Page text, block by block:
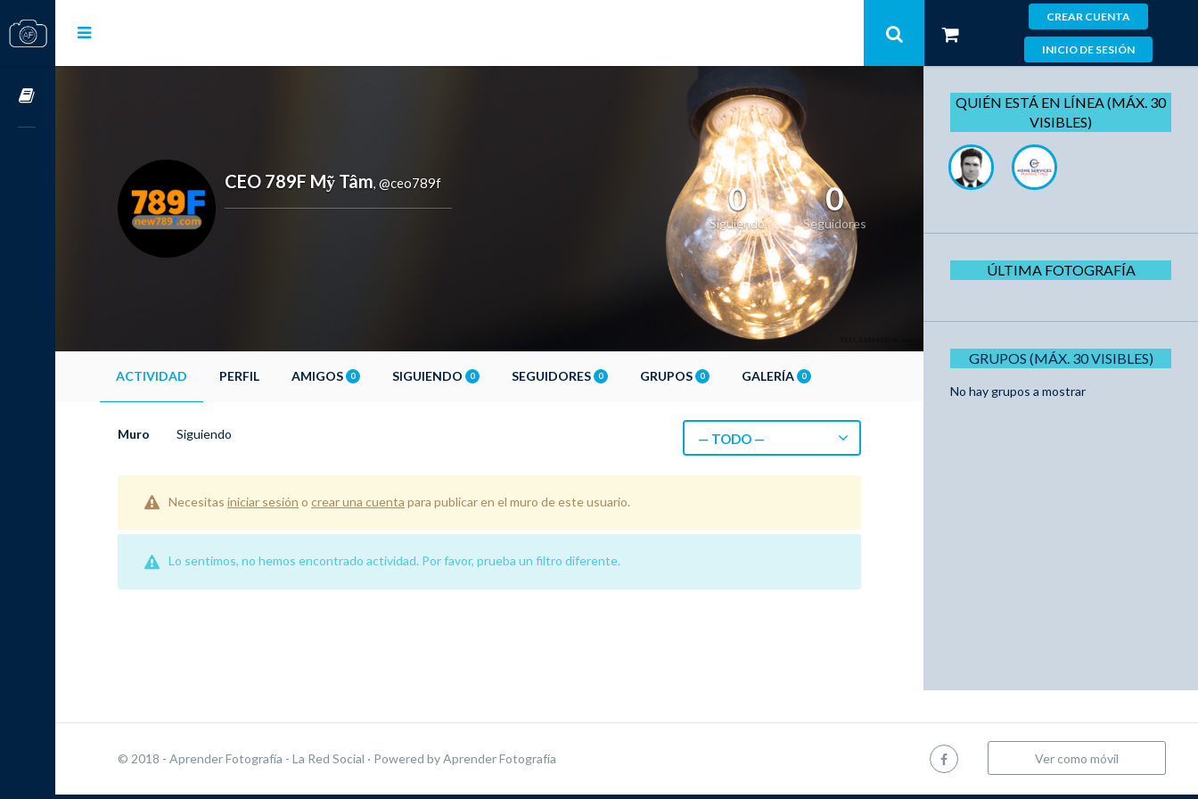
CREAR CUENTA
INICIO DE SESIÓN
CEO 789F Mỹ Tâm, @ceo789f 0
Siguiendo
0
Seguidores
ACTIVIDAD PERFIL AMIGOS 0 SIGUIENDO 0 SEGUIDORES 0 GRUPOS 0 GALERÍA 0
Muro Siguiendo — TODO —
Necesitas iniciar sesión o crear una cuenta para publicar en el muro de este usuario.
Lo sentimos, no hemos encontrado actividad. Por favor, prueba un filtro diferente.
QUIÉN ESTÁ EN LÍNEA (MÁX. 30
VISIBLES)
ÚLTIMA FOTOGRAFÍA
GRUPOS (MÁX. 30 VISIBLES)
No hay grupos a mostrar
© 2018 - Aprender Fotografía - La Red Social · Powered byAprender Fotografía